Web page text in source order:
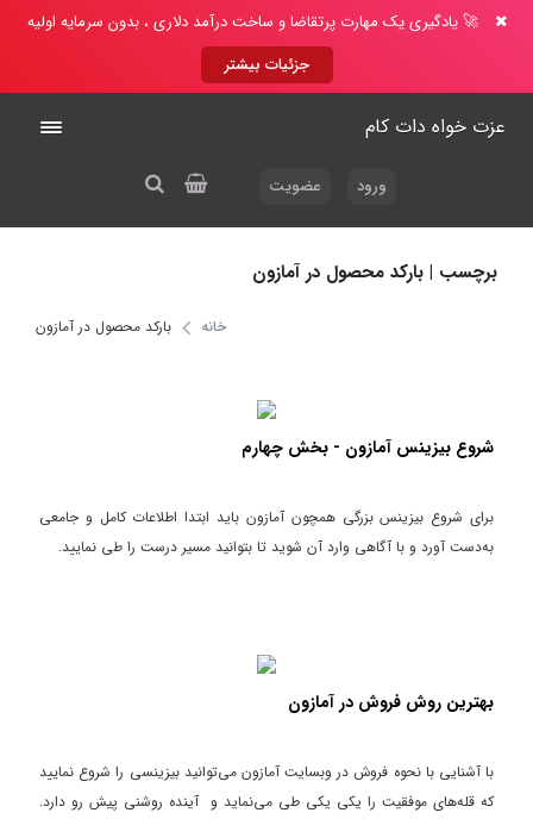
🚀 یادگیری یک مهارت پرتقاضا و ساخت درآمد دلاری ، بدون سرمایه اولیه
جزئیات بیشتر
عزت خواه دات کام
ورود عضویت
برچسب | بارکد محصول در آمازون
خانه بارکد محصول در آمازون
شروع بیزینس آمازون - بخش چهارم
برای شروع بیزینس بزرگی همچون آمازون باید ابتدا اطلاعات کامل و جامعی
به‌دست آورد و با آگاهی وارد آن شوید تا بتوانید مسیر درست را طی نمایید.
بهترین روش فروش در آمازون
با آشنایی با نحوه فروش در وبسایت آمازون می‌توانید بیزینسی را شروع نمایید
که قله‌های موفقیت را یکی یکی طی می‌نماید و آینده روشنی پیش رو دارد.